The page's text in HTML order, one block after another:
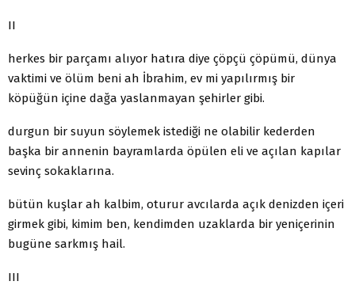
II
herkes bir parçamı alıyor hatıra diye çöpçü çöpümü, dünya
vaktimi ve ölüm beni ah İbrahim, ev mi yapılırmış bir
köpüğün içine dağa yaslanmayan şehirler gibi.
durgun bir suyun söylemek istediği ne olabilir kederden
başka bir annenin bayramlarda öpülen eli ve açılan kapılar
sevinç sokaklarına.
bütün kuşlar ah kalbim, oturur avcılarda açık denizden içeri
girmek gibi, kimim ben, kendimden uzaklarda bir yeniçerinin
bugüne sarkmış hail.
III